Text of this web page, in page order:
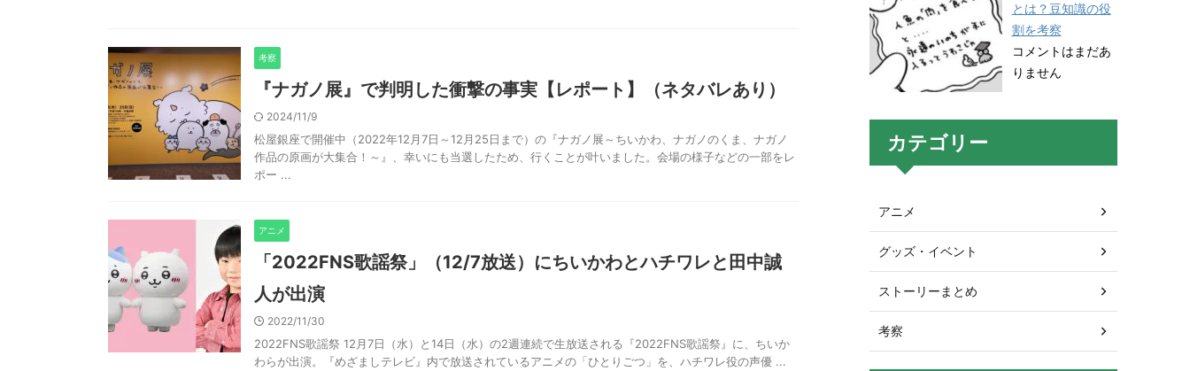
考察
『ナガノ展』で判明した衝撃の事実【レポート】（ネタバレあり）
2024/11/9
松屋銀座で開催中（2022年12月7日～12月25日まで）の『ナガノ展～ちいかわ、ナガノのくま、ナガノ
作品の原画が大集合！～』、幸いにも当選したため、行くことが叶いました。会場の様子などの一部をレ
ポー ...
アニメ
「2022FNS歌謡祭」（12/7放送）にちいかわとハチワレと田中誠
人が出演
2022/11/30
2022FNS歌謡祭 12月7日（水）と14日（水）の2週連続で生放送される『2022FNS歌謡祭』に、ちいか
わらが出演。『めざましテレビ』内で放送されているアニメの「ひとりごつ」を、ハチワレ役の声優 ...
とは？豆知識の役
割を考察
コメントはまだあ
りません
カテゴリー
アニメ
グッズ・イベント
ストーリーまとめ
考察